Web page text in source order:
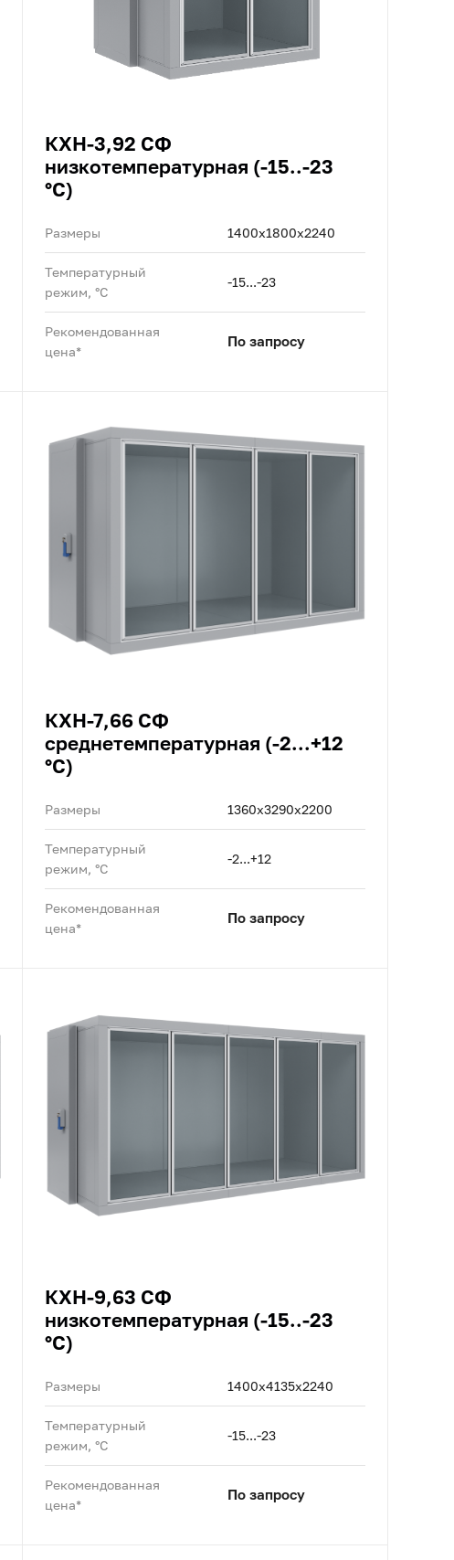
КХН-3,92 СФ
низкотемпературная (-15..-23
°C)
Размеры 1400x1800x2240
Температурный
режим, °C
-15...-23
Рекомендованная
цена*
По запросу
КХН-7,66 СФ
среднетемпературная (-2...+12
°C)
Размеры 1360x3290x2200
Температурный
режим, °C
-2...+12
Рекомендованная
цена*
По запросу
КХН-9,63 СФ
низкотемпературная (-15..-23
°C)
Размеры 1400x4135x2240
Температурный
режим, °C
-15...-23
Рекомендованная
цена*
По запросу